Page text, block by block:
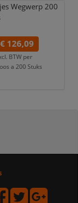
Wegwerp 200
€ 126,09
BTW per
a 200 Stuks